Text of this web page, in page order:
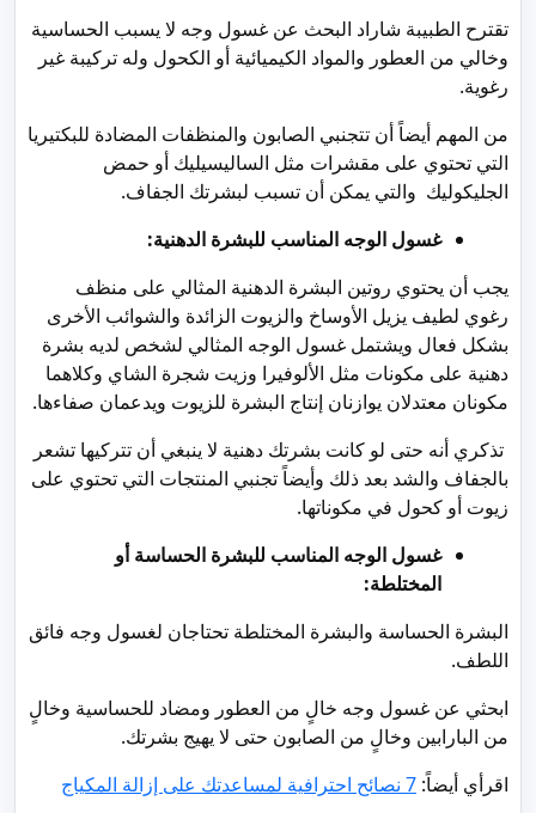
تقترح الطبيبة شاراد البحث عن غسول وجه لا يسبب الحساسية
وخالي من العطور والمواد الكيميائية أو الكحول وله تركيبة غير
رغوية.
من المهم أيضاً أن تتجنبي الصابون والمنظفات المضادة للبكتيريا
التي تحتوي على مقشرات مثل الساليسيليك أو حمض
الجليكوليك والتي يمكن أن تسبب لبشرتك الجفاف.
غسول الوجه المناسب للبشرة الدهنية:
يجب أن يحتوي روتين البشرة الدهنية المثالي على منظف
رغوي لطيف يزيل الأوساخ والزيوت الزائدة والشوائب الأخرى
بشكل فعال ويشتمل غسول الوجه المثالي لشخص لديه بشرة
دهنية على مكونات مثل الألوفيرا وزيت شجرة الشاي وكلاهما
مكونان معتدلان يوازنان إنتاج البشرة للزيوت ويدعمان صفاءها.
تذكري أنه حتى لو كانت بشرتك دهنية لا ينبغي أن تتركيها تشعر
بالجفاف والشد بعد ذلك وأيضاً تجنبي المنتجات التي تحتوي على
زيوت أو كحول في مكوناتها.
غسول الوجه المناسب للبشرة الحساسة أو
المختلطة:
البشرة الحساسة والبشرة المختلطة تحتاجان لغسول وجه فائق
اللطف.
ابحثي عن غسول وجه خالٍ من العطور ومضاد للحساسية وخالٍ
من البارابين وخالٍ من الصابون حتى لا يهيج بشرتك.
اقرأي أيضاً: 7 نصائح احترافية لمساعدتك على إزالة المكياج